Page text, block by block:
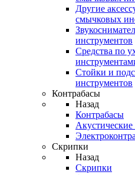
Другие
смычковых
инструментов
Средства по
Стойки и
инструментов
Контрабасы
Назад
Контрабасы
Акустические
Скрипки
Назад
Скрипки